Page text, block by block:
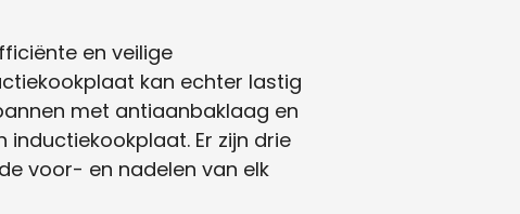
en veilige
kan echter lastig
met antiaanbaklaag en
Er zijn drie
voor- en nadelen van elk